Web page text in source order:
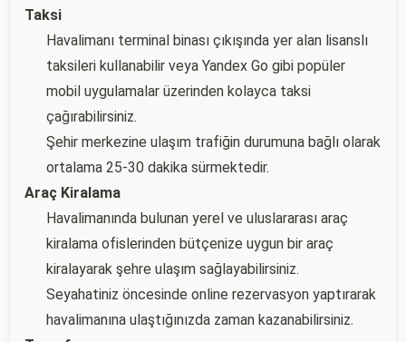
Taksi
Havalimanı terminal binası çıkışında yer alan lisanslı
taksileri kullanabilir veya Yandex Go gibi popüler
mobil uygulamalar üzerinden kolayca taksi
çağırabilirsiniz.
Şehir merkezine ulaşım trafiğin durumuna bağlı olarak
ortalama 25-30 dakika sürmektedir.
Araç Kiralama
Havalimanında bulunan yerel ve uluslararası araç
kiralama ofislerinden bütçenize uygun bir araç
kiralayarak şehre ulaşım sağlayabilirsiniz.
Seyahatiniz öncesinde online rezervasyon yaptırarak
havalimanına ulaştığınızda zaman kazanabilirsiniz.